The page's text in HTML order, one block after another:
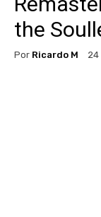
the
Por Ricardo M 24